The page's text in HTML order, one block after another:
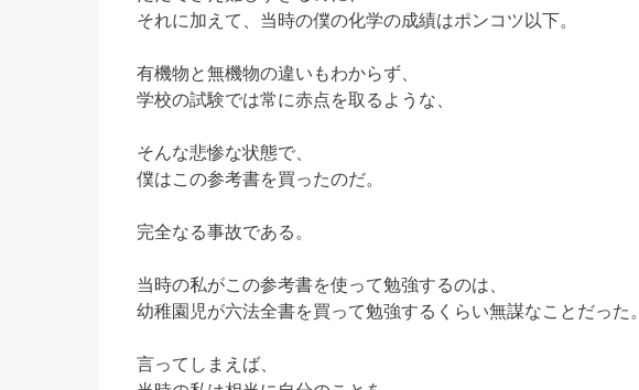
それに加えて、当時の僕の化学の成績はポンコツ以下。
有機物と無機物の違いもわからず、
学校の試験では常に赤点を取るような、
そんな悲惨な状態で、
僕はこの参考書を買ったのだ。
完全なる事故である。
当時の私がこの参考書を使って勉強するのは、
幼稚園児が六法全書を買って勉強するくらい無謀なことだった。
言ってしまえば、